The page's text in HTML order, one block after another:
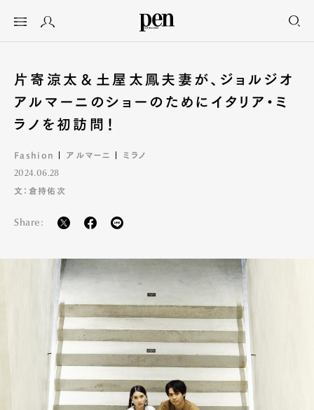
片寄涼太＆土屋太鳳夫妻が、ジョルジオ
アルマーニのショーのためにイタリア・ミ
ラノを初訪問！
Fashion アルマーニ ミラノ
2024.06.28
文：倉持佑次
Share: